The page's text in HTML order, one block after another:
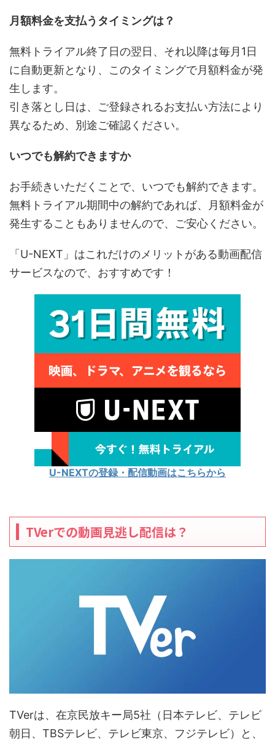
月額料金を支払うタイミングは？
無料トライアル終了日の翌日、それ以降は毎月1日
に自動更新となり、このタイミングで月額料金が発
生します。
引き落とし日は、ご登録されるお支払い方法により
異なるため、別途ご確認ください。
いつでも解約できますか
お手続きいただくことで、いつでも解約できます。
無料トライアル期間中の解約であれば、月額料金が
発生することもありませんので、ご安心ください。
「U-NEXT」はこれだけのメリットがある動画配信
サービスなので、おすすめです！
U-NEXTの登録・配信動画はこちらから
TVerでの動画見逃し配信は？
TVerは、在京民放キー局5社（日本テレビ、テレビ
朝日、TBSテレビ、テレビ東京、フジテレビ）と、